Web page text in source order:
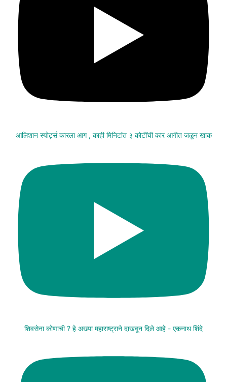
आलिशान स्पोर्ट्स कारला आग , काही मिनिटांत ३ कोटींची कार आगीत जळून खाक
शिवसेना कोणाची ? हे अख्या महाराष्ट्राने दाखवून दिले आहे - एकनाथ शिंदे